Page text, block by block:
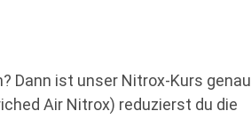
Dann ist unser Nitrox-Kurs genau
Air Nitrox) reduzierst du die